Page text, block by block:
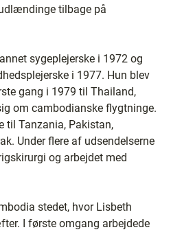
tilbage på
sygeplejerske i 1972 og
i 1977. Hun blev
gang i 1979 til Thailand,
om cambodianske flygtninge.
til Tanzania, Pakistan,
Under flere af udsendelserne
og arbejdet med
stedet, hvor Lisbeth
I første omgang arbejdede